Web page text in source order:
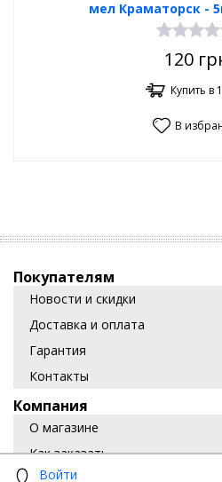
Войти
мел Краматорск -
120
Купить в
В
Покупателям
Новости и скидки
Доставка и оплата
Гарантия
Контакты
Компания
О магазине
Как заказать